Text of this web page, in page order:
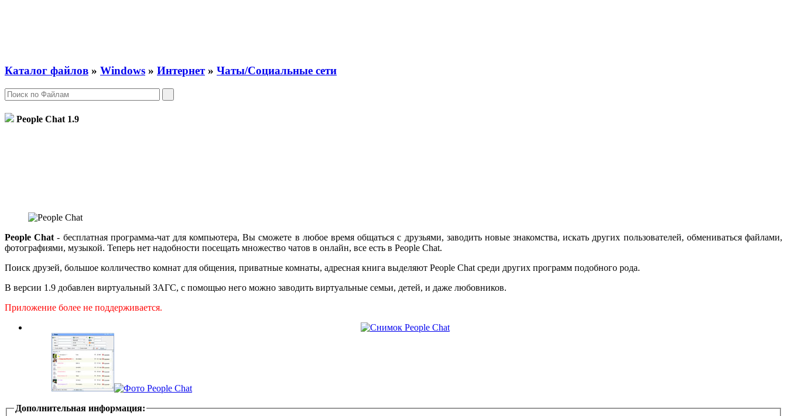
Каталог файлов » Windows » Интернет » Чаты/Социальные сети
People Chat 1.9
People Chat - бесплатная программа-чат для компьютера, Вы сможете в любое время общаться с друзьями, заводить новые знакомства, искать других пользователей, обмениваться файлами,
фотографиями, музыкой. Теперь нет надобности посещать множество чатов в онлайн, все есть в People Chat.
Поиск друзей, большое колличество комнат для общения, приватные комнаты, адресная книга выделяют People Chat среди других программ подобного рода.
В версии 1.9 добавлен виртуальный ЗАГС, с помощью него можно заводить виртуальные семьи, детей, и даже любовников.
Приложение более не поддерживается.
Дополнительная информация: